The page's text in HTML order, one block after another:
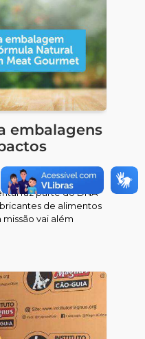
Amor
Magnus
o Bem
embalagens
faz parte do DNA
de alimentos
missão vai além